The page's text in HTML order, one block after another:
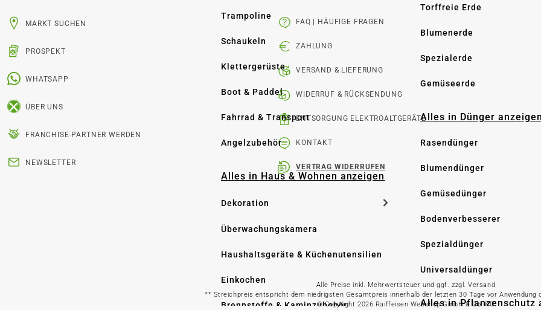
Trampoline
Schaukeln
Klettergerüste
Boot & Paddel
Fahrrad & Transport
Angelzubehör
Alles in Haus & Wohnen anzeigen
Dekoration
Überwachungskamera
Haushaltsgeräte & Küchenutensilien
Einkochen
Brennstoffe & Kaminzubehör
Torffreie Erde
Blumenerde
Spezialerde
Gemüseerde
Alles in Dünger anzeigen
Rasendünger
Blumendünger
Gemüsedünger
Bodenverbesserer
Spezialdünger
Universaldünger
Alles in Pflanzenschutz
MARKT SUCHEN
PROSPEKT
WHATSAPP
ÜBER UNS
FRANCHISE-PARTNER WERDEN
NEWSLETTER
FAQ | HÄUFIGE FRAGEN
ZAHLUNG
VERSAND & LIEFERUNG
WIDERRUF & RÜCKSENDUNG
ENTSORGUNG ELEKTROALTGERÄTE
KONTAKT
VERTRAG WIDERRUFEN
Alle Preise inkl. Mehrwertsteuer und ggf. zzgl. Versand
** Streichpreis entspricht dem niedrigsten Gesamtpreis innerhalb der letzten 30 Tage vor Anwendung
© Copyright 2026 Raiffeisen Webshop GmbH & Co. KG